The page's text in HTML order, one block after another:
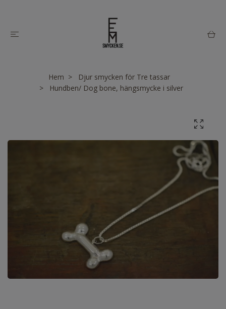
Hem
Djur smycken för Tre tassar
Hundben/ Dog bone, hängsmycke i silver